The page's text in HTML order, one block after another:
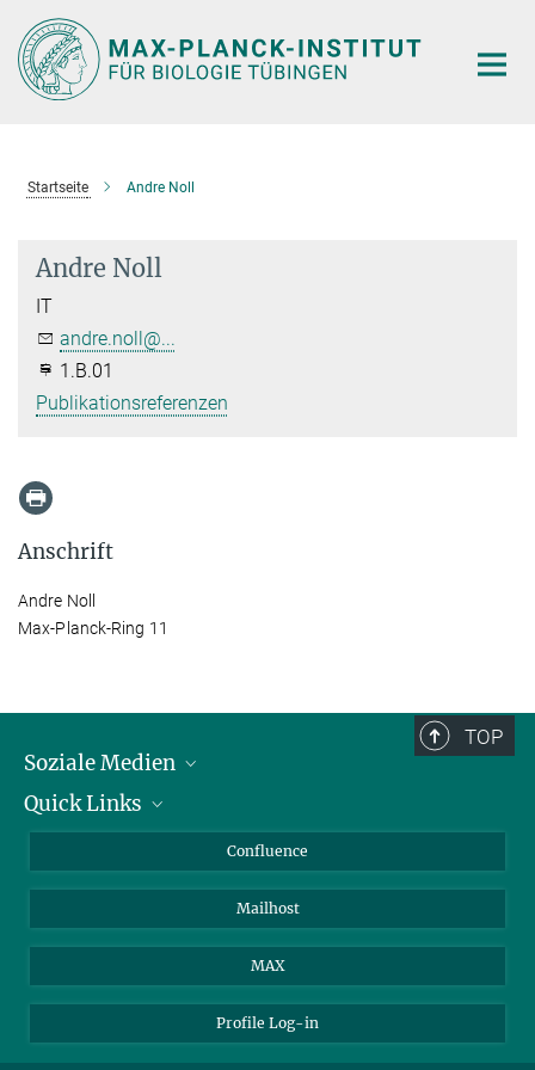
Hauptinhalt
Startseite Andre Noll
Andre Noll
IT
andre.noll@...
1.B.01
Publikationsreferenzen
Anschrift
Andre Noll
Max-Planck-Ring 11
TOP
Soziale Medien
LinkedIn
Quick Links
Für Journalisten und Journalistinnen
Ihr Weg zu uns
Confluence
Mailhost
MAX
Profile Log-in